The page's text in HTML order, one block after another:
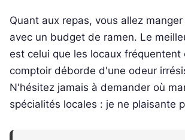
Quant aux repas, vous allez
avec un budget de ramen. Le
est celui que les locaux fréquentent
comptoir déborde d'une odeur
N'hésitez jamais à demander où
spécialités locales : je ne plaisante